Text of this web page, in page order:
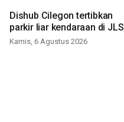
Dishub Cilegon tertibkan
parkir liar kendaraan di JLS
Kamis, 6 Agustus 2026